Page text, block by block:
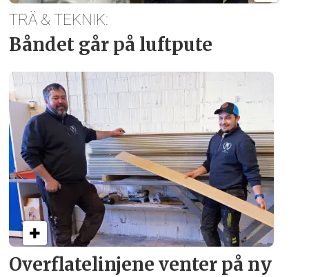
Overflate­linjene venter på ny
TRÄ & TEKNIK:
Båndet går på luftpute